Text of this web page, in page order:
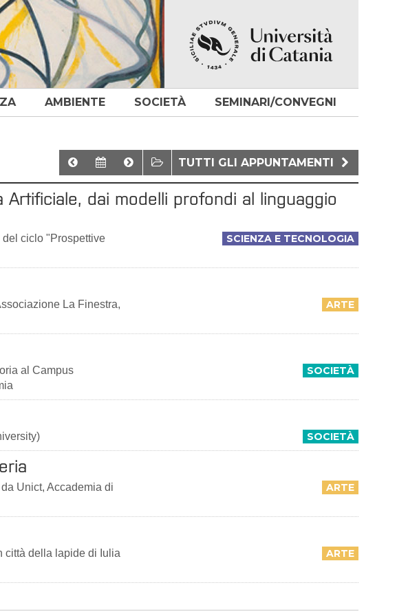
AMBIENTE SOCIETÀ SEMINARI/CONVEGNI
TUTTI GLI APPUNTAMENTI
Artificiale, dai modelli profondi al linguaggio
SCIENZA E TECNOLOGIA
del ciclo "Prospettive
ARTE
La Finestra,
SOCIETÀ
al Campus
SOCIETÀ
ARTE
Unict, Accademia di
ARTE
città della lapide di Iulia